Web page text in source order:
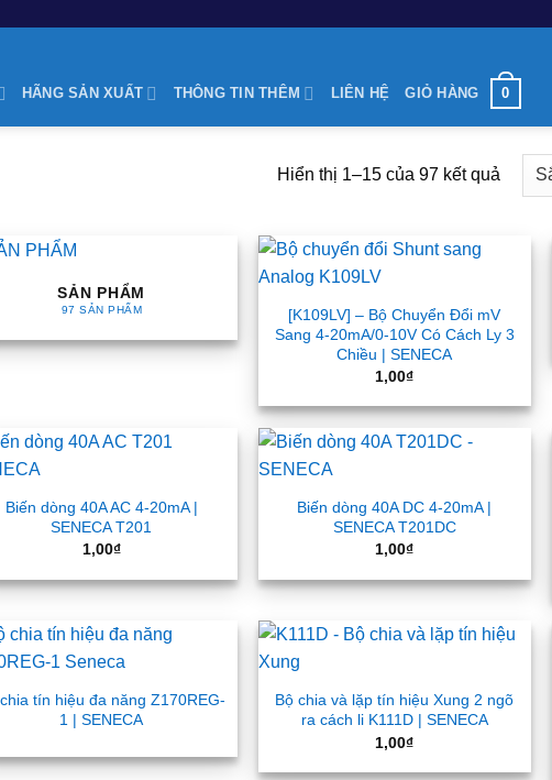
HÃNG SẢN XUẤT THÔNG TIN THÊM LIÊN HỆ GIỎ HÀNG 0
Hiển thị 1–15 của 97 kết quả
SẢN PHẨM
97 SẢN PHẨM
[K109LV] – Bộ Chuyển Đổi mV
Sang 4-20mA/0-10V Có Cách Ly 3
Chiều | SENECA
1,00₫
Biến dòng 40A AC 4-20mA |
SENECA T201
1,00₫
Biến dòng 40A DC 4-20mA |
SENECA T201DC
1,00₫
tín hiệu đa năng Z170REG-
1 | SENECA
Bộ chia và lặp tín hiệu Xung 2 ngõ
ra cách li K111D | SENECA
1,00₫